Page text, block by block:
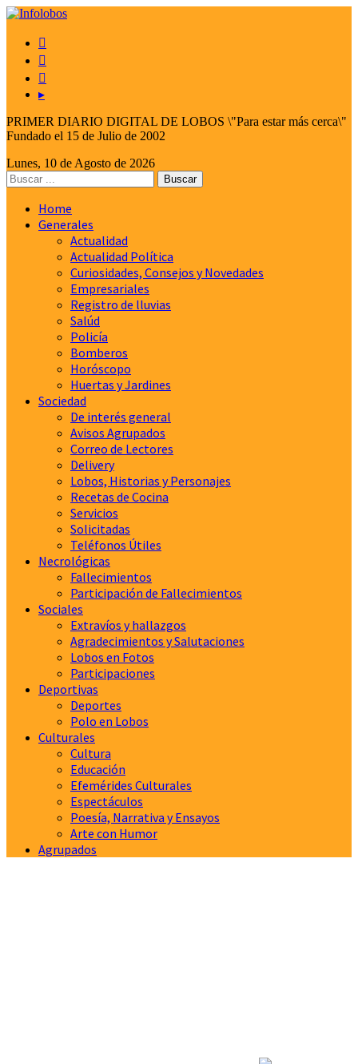



▸
PRIMER DIARIO DIGITAL DE LOBOS \"Para estar más cerca\"
Fundado el 15 de Julio de 2002
Lunes, 10 de Agosto de 2026
Home
Generales
Actualidad
Actualidad Política
Curiosidades, Consejos y Novedades
Empresariales
Registro de lluvias
Salúd
Policía
Bomberos
Horóscopo
Huertas y Jardines
Sociedad
De interés general
Avisos Agrupados
Correo de Lectores
Delivery
Lobos, Historias y Personajes
Recetas de Cocina
Servicios
Solicitadas
Teléfonos Útiles
Necrológicas
Fallecimientos
Participación de Fallecimientos
Sociales
Extravíos y hallazgos
Agradecimientos y Salutaciones
Lobos en Fotos
Participaciones
Deportivas
Deportes
Polo en Lobos
Culturales
Cultura
Educación
Efemérides Culturales
Espectáculos
Poesía, Narrativa y Ensayos
Arte con Humor
Agrupados